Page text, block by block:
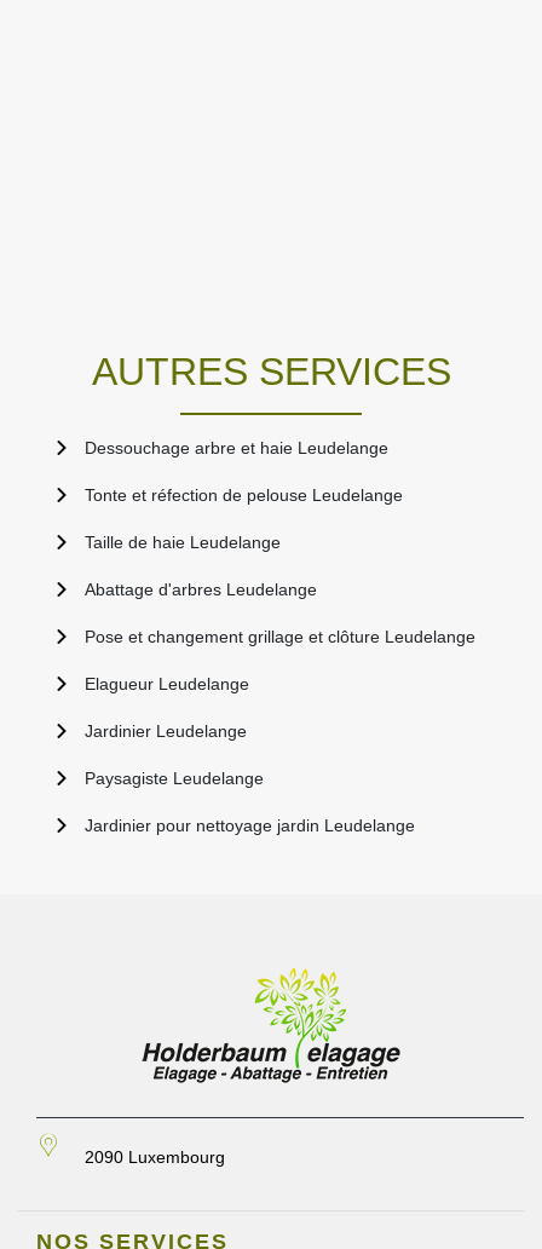
AUTRES SERVICES
Dessouchage arbre et haie Leudelange
Tonte et réfection de pelouse Leudelange
Taille de haie Leudelange
Abattage d'arbres Leudelange
Pose et changement grillage et clôture Leudelange
Elagueur Leudelange
Jardinier Leudelange
Paysagiste Leudelange
Jardinier pour nettoyage jardin Leudelange
2090 Luxembourg
NOS SERVICES